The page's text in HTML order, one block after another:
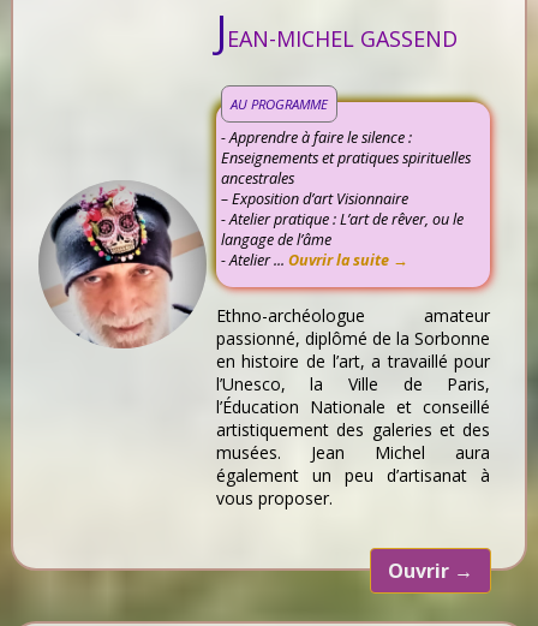
J EAN-MICHEL GASSEND
AU PROGRAMME
- Apprendre à faire le silence :
Enseignements et pratiques spirituelles
ancestrales
– Exposition d’art Visionnaire
- Atelier pratique : L’art de rêver, ou le
langage de l’âme
- Atelier ... Ouvrir la suite →
Ethno-archéologue amateur
passionné, diplômé de la Sorbonne
en histoire de l’art, a travaillé pour
l’Unesco, la Ville de Paris,
l’Éducation Nationale et conseillé
artistiquement des galeries et des
musées. Jean Michel aura
également un peu d’artisanat à
vous proposer.
Ouvrir →